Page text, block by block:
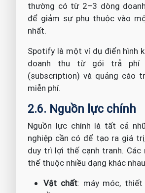
thường có từ 2–3 dòng
để giảm sự phụ thuộc vào
nhất.
Spotify là một ví dụ điển hình
doanh thu từ gói trả phí
(subscription) và quảng cáo
miễn phí.
2.6. Nguồn lực chính
Nguồn lực chính là tất cả
nghiệp cần có để tạo ra giá
duy trì lợi thế cạnh tranh. Các
thể thuộc nhiều dạng khác
Vật chất: máy móc,